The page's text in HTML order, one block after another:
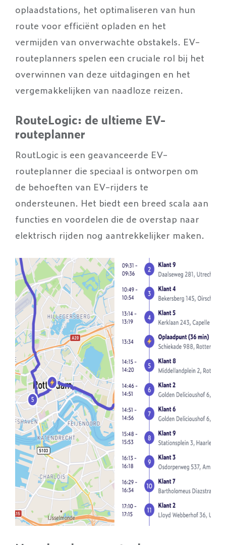
oplaadstations, het optimaliseren van hun
route voor efficiënt opladen en het
vermijden van onverwachte obstakels. EV-
routeplanners spelen een cruciale rol bij het
overwinnen van deze uitdagingen en het
vergemakkelijken van naadloze reizen.
RouteLogic: de ultieme EV-
routeplanner
RoutLogic is een geavanceerde EV-
routeplanner die speciaal is ontworpen om
de behoeften van EV-rijders te
ondersteunen. Het biedt een breed scala aan
functies en voordelen die de overstap naar
elektrisch rijden nog aantrekkelijker maken.